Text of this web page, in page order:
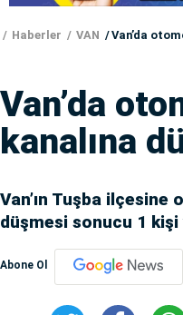
Haberler VAN Van’da otomobil
Van’da
kanalına
Van’ın Tuşba
düşmesi sonucu 1 kişi
Abone Ol